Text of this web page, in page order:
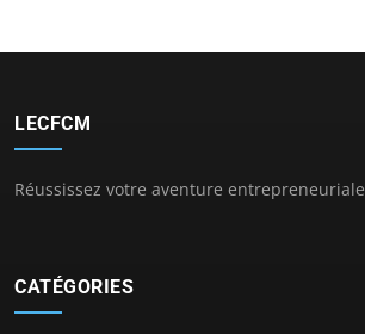
LECFCM
Réussissez votre aventure entrepreneuriale
CATÉGORIES